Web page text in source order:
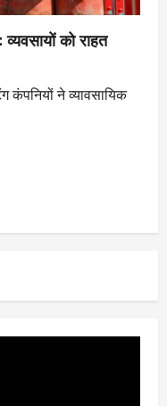
को राहत
ने व्यावसायिक